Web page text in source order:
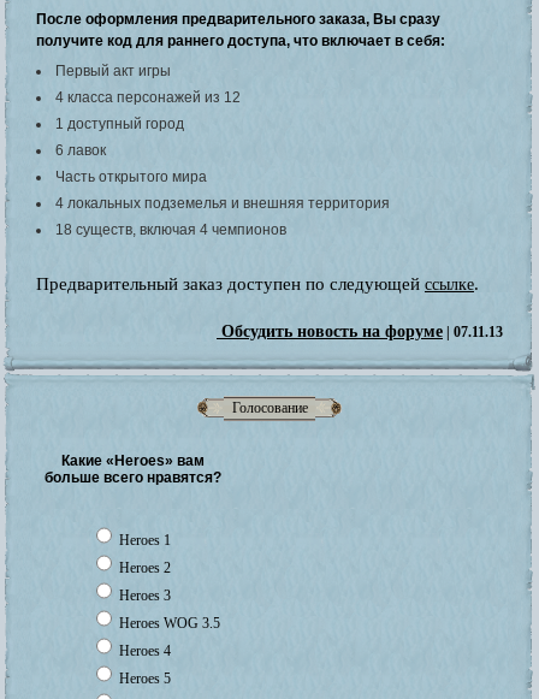
Голосование
Какие «Heroes» вам
больше всего нравятся?
Heroes 1
Heroes 2
Heroes 3
Heroes WOG 3.5
Heroes 4
Heroes 5
После оформления предварительного заказа, Вы сразу
получите код для раннего доступа, что включает в себя:
Первый акт игры
4 класса персонажей из 12
1 доступный город
6 лавок
Часть открытого мира
4 локальных подземелья и внешняя территория
18 существ, включая 4 чемпионов
Предварительный заказ доступен по следующей ссылке.
Обсудить новость на форуме | 07.11.13